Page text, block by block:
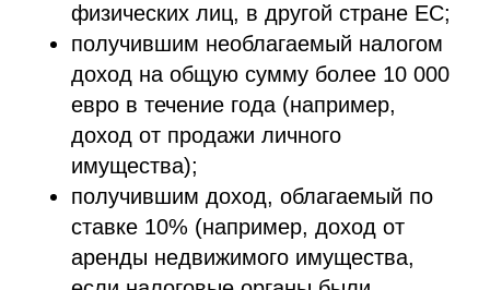
физических лиц, в другой стране ЕС;
получившим необлагаемый налогом
доход на общую сумму более 10 000
евро в течение года (например,
доход от продажи личного
имущества);
получившим доход, облагаемый по
ставке 10% (например, доход от
аренды недвижимого имущества,